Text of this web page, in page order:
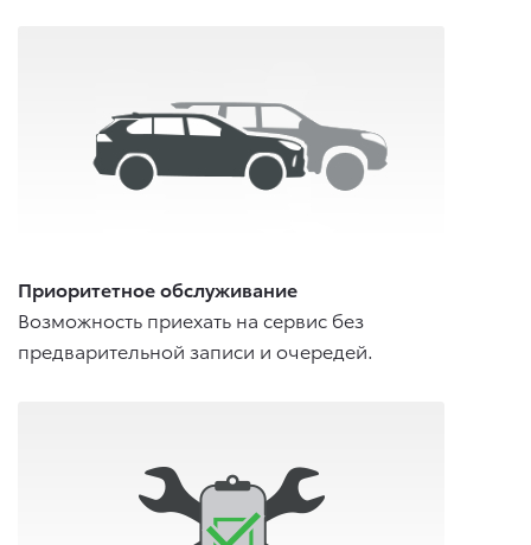
Приоритетное обслуживание
Возможность приехать на сервис без
предварительной записи и очередей.